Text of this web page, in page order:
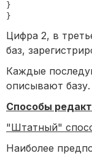
}
Цифра 2, в
баз,
Каждые
описывают базу.
Способы
"Штатный"
Наиболее